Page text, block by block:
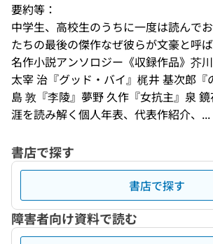
要約等：
中学生、高校生のうちに一度は読んで
たちの最後の傑作なぜ彼らが文豪と呼
名作小説アンソロジー《収録作品》芥川
太宰 治『グッド・バイ』梶井 基次郎『
島 敦『李陵』夢野 久作『女抗主』泉
涯を読み解く個人年表、代表作紹介、...
書店で探す
書店で探す
障害者向け資料で読む